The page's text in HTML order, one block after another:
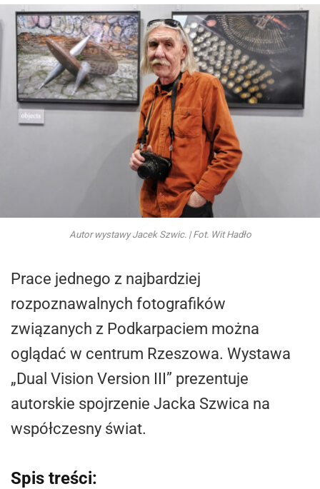
Autor wystawy Jacek Szwic. | Fot. Wit Hadło
Prace jednego z najbardziej
rozpoznawalnych fotografików
związanych z Podkarpaciem można
oglądać w centrum Rzeszowa. Wystawa
„Dual Vision Version III” prezentuje
autorskie spojrzenie Jacka Szwica na
współczesny świat.
Spis treści: